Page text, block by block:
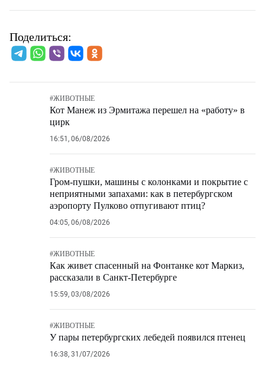
Поделиться:
#ЖИВОТНЫЕ
Кот Манеж из Эрмитажа перешел на «работу» в
цирк
16:51, 06/08/2026
#ЖИВОТНЫЕ
Гром-пушки, машины с колонками и покрытие с
неприятными запахами: как в петербургском
аэропорту Пулково отпугивают птиц?
04:05, 06/08/2026
#ЖИВОТНЫЕ
Как живет спасенный на Фонтанке кот Маркиз,
рассказали в Санкт-Петербурге
15:59, 03/08/2026
#ЖИВОТНЫЕ
У пары петербургских лебедей появился птенец
16:38, 31/07/2026